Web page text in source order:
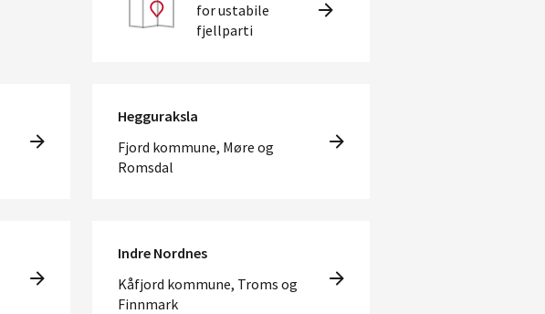
for ustabile
fjellparti
Hegguraksla
Fjord kommune, Møre og
Romsdal
Indre Nordnes
Kåfjord kommune, Troms og
Finnmark